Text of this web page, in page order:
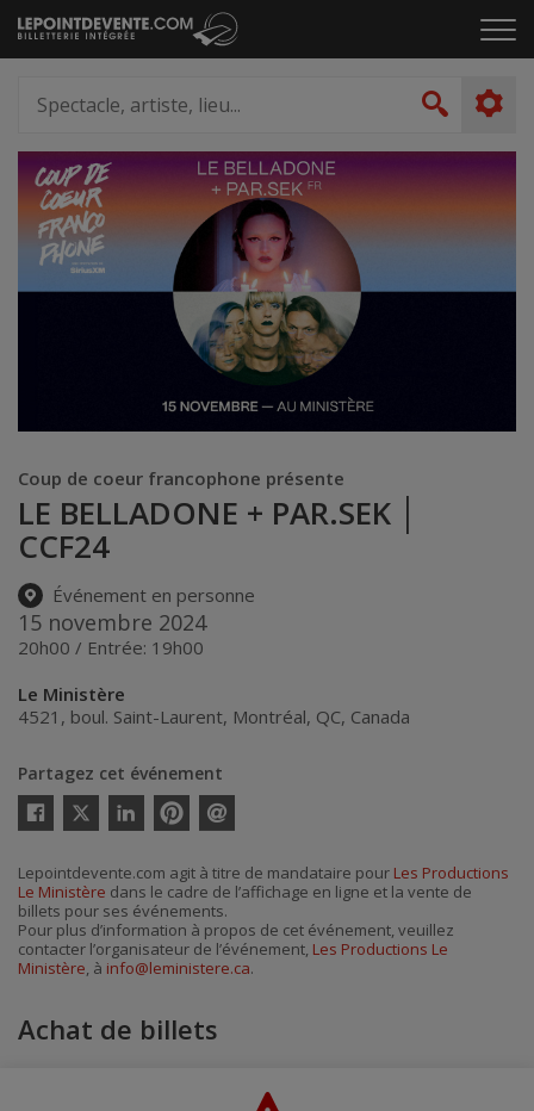
Passer
au
le
artiste,
lieu...
Coup de coeur francophone présente
LE BELLADONE + PAR.SEK │
CCF24
Événement en personne
15 novembre 2024
20h00 / Entrée: 19h00
Le Ministère
4521, boul. Saint-Laurent, Montréal, QC, Canada
Partagez cet événement
Twitter
courriel
Lepointdevente.com agit à titre de mandataire pour Les Productions
Le Ministère dans le cadre de l’affichage en ligne et la vente de
billets pour ses événements.
Pour plus d’information à propos de cet événement, veuillez
contacter l’organisateur de l’événement, Les Productions Le
Ministère, à info@leministere.ca.
Achat de billets